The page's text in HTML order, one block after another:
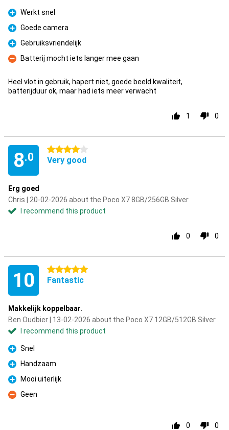
Pro
Werkt snel
Pro
Goede camera
Pro
Gebruiksvriendelijk
Con
Batterij mocht iets langer mee gaan
Heel vlot in gebruik, hapert niet, goede beeld kwaliteit,
batterijduur ok, maar had iets meer verwacht
1 0
8.0
4 stars
Very good
Erg goed
Chris | 20-02-2026 about the Poco X7 8GB/256GB Silver
I recommend this product
0 0
10 5 stars
Fantastic
Makkelijk koppelbaar.
Ben Oudbier | 13-02-2026 about the Poco X7 12GB/512GB Silver
I recommend this product
Pro
Snel
Pro
Handzaam
Pro
Mooi uiterlijk
Con
Geen
0 0